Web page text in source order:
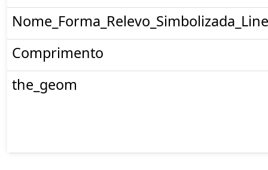
Comprimento
the_geom